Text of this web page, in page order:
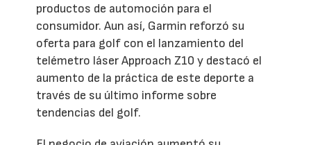
productos de automoción para el
consumidor. Aun así, Garmin reforzó su
oferta para golf con el lanzamiento del
telémetro láser Approach Z10 y destacó el
aumento de la práctica de este deporte a
través de su último informe sobre
tendencias del golf.